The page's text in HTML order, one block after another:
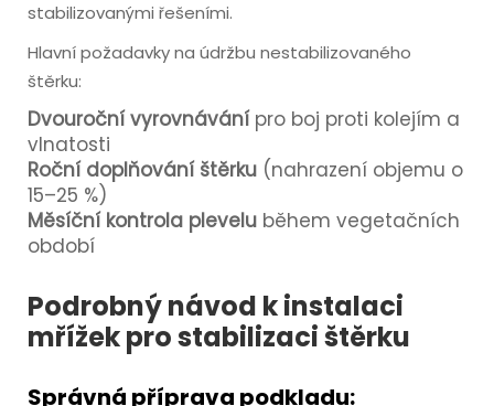
stabilizovanými řešeními.
Hlavní požadavky na údržbu nestabilizovaného
štěrku:
Dvouroční vyrovnávání pro boj proti kolejím a
vlnatosti
Roční doplňování štěrku (nahrazení objemu o
15–25 %)
Měsíční kontrola plevelu během vegetačních
období
Podrobný návod k instalaci
mřížek pro stabilizaci štěrku
Správná příprava podkladu: